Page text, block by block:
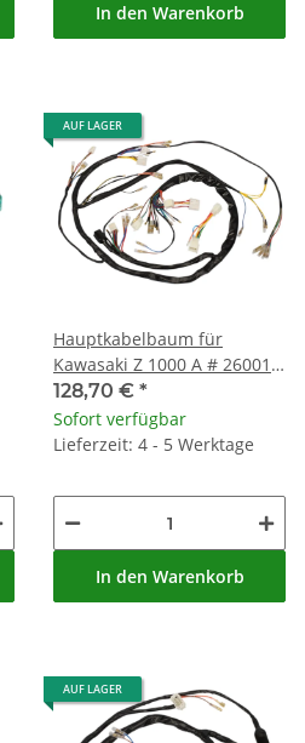
In den Warenkorb
AUF LAGER
Hauptkabelbaum für
Kawasaki Z 1000 A # 26001-
1054
128,70 € *
Sofort verfügbar
Lieferzeit: 4 - 5 Werktage
In den Warenkorb
AUF LAGER